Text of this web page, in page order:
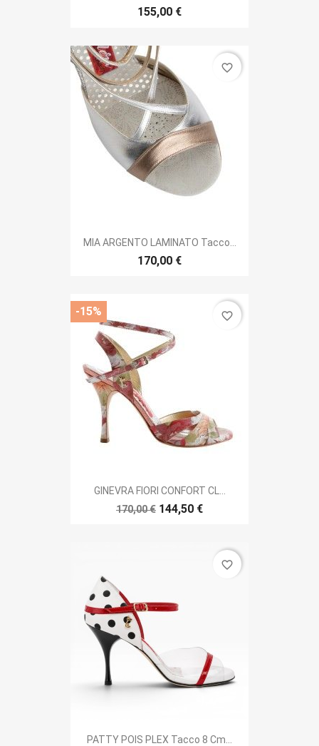
155,00 €
MIA ARGENTO LAMINATO Tacco...
170,00 €
favorite_border
GINEVRA FIORI CONFORT CL...
170,00 € 144,50 €
-15% favorite_border
PATTY POIS PLEX Tacco 8 Cm...
favorite_border